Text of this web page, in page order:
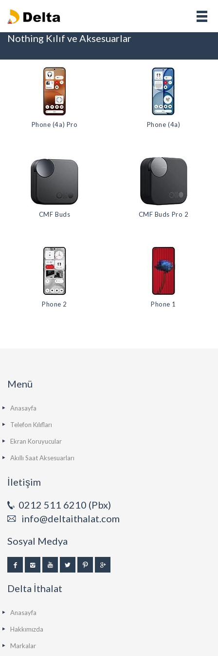
Nothing Kılıf ve Aksesuarlar
Phone (4a) Pro Phone (4a)
CMF Buds CMF Buds Pro 2
Phone 2 Phone 1
Menü
Anasayfa
Telefon Kılıfları
Ekran Koruyucular
Akıllı Saat Aksesuarları
İletişim
0212 511 6210 (Pbx)
info@deltaithalat.com
Sosyal Medya
Delta İthalat
Anasayfa
Hakkımızda
Markalar